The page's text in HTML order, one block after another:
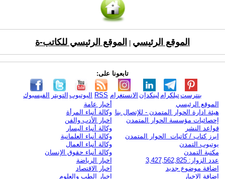
الموقع الرئيسي الموقع الرئيسي للكاتب-ة
تابعونا على:
الفيسبوك التويتر اليوتيوب RSS الانستغرام لينكدإن تيلكرامبنترست
الموقع الرئيسي
هيئة ادارة الحوار المتمدن - للإتصال بنا
إحصائيات مؤسسة الحوار المتمدن
قواعد النشر
ابرز كتاب / كاتبات الحوار المتمدن
يوتيوب التمدن
مكتبة التمدن
عدد الزوار: 3,427,562,825
اضافة موضوع جديد
اضافة الاخبار
أخبار عامة
وكالة أنباء المرأة
اخبار الأدب والفن
وكالة أنباء اليسار
وكالة أنباء العلمانية
وكالة أنباء العمال
وكالة أنباء حقوق الإنسان
اخبار الرياضة
اخبار الاقتصاد
اخبار الطب والعلوم